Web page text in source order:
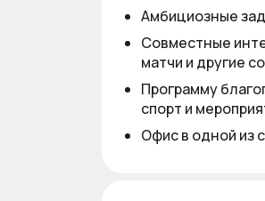
Амбициозные
Совместные
матчи и другие
Программу
спорт и
Офис в одной из